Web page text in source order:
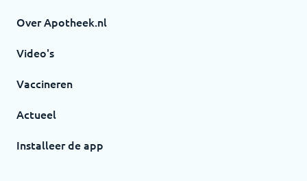
Over Apotheek.nl
Video's
Vaccineren
Actueel
Installeer de app